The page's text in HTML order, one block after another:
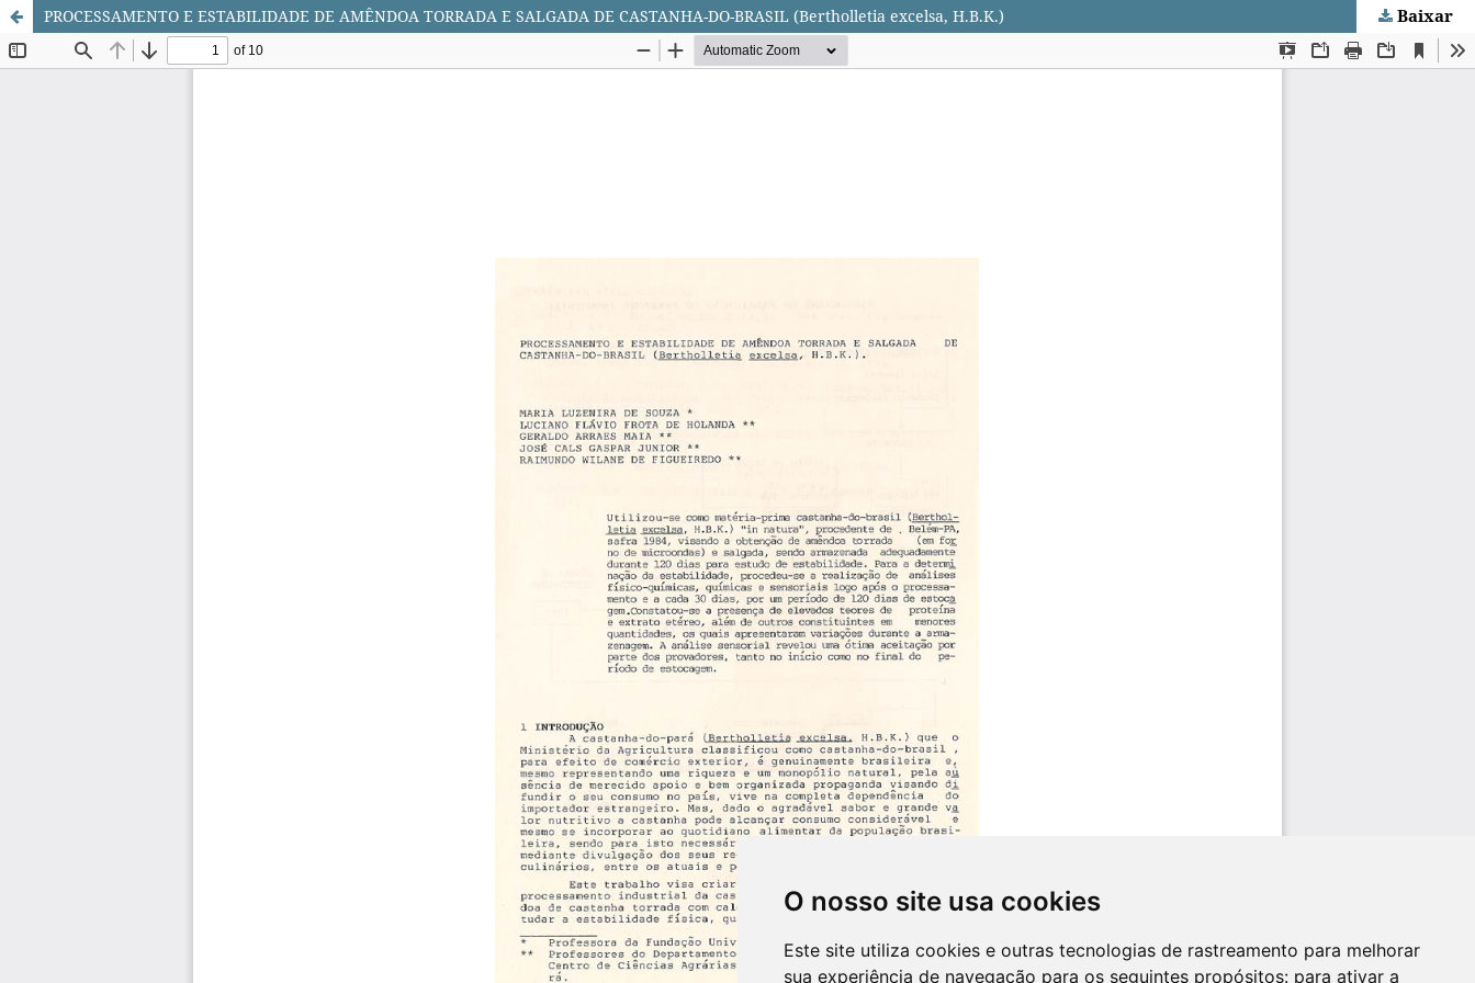
O nosso site usa cookies
Este site utiliza cookies e outras tecnologias de rastreamento para melhorar
sua experiência de navegação para os seguintes propósitos: para ativar a
PROCESSAMENTO E ESTABILIDADE DE AMÊNDOA TORRADA E SALGADA DE CASTANHA-DO-BRASIL (Bertholletia excelsa, H.B.K.) Baixar